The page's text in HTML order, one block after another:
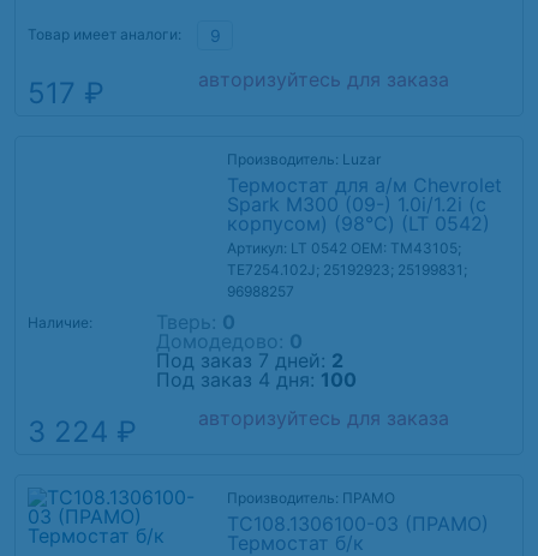
Товар имеет аналоги: 9
517 ₽ авторизуйтесь для заказа
Производитель: Luzar
Термостат для а/м Chevrolet
Spark M300 (09-) 1.0i/1.2i (с
корпусом) (98°С) (LT 0542)
Артикул: LT 0542 OEM: TM43105;
TE7254.102J; 25192923; 25199831;
96988257
Наличие:
Тверь: 0
Домодедово: 0
Под заказ 7 дней: 2
Под заказ 4 дня: 100
3 224 ₽ авторизуйтесь для заказа
Производитель: ПРАМО
ТС108.1306100-03 (ПРАМО)
Термостат б/к